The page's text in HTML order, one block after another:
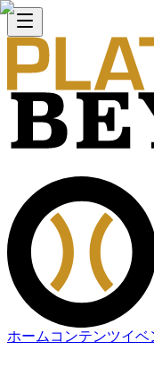
ホーム コンテンツイベ